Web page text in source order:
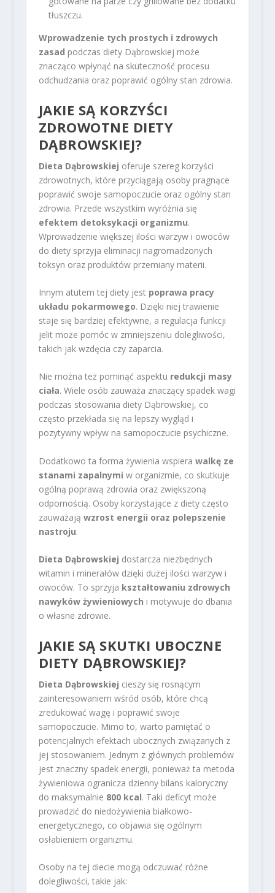
tłuszczu.
Wprowadzenie tych prostych i zdrowych
zasad podczas diety Dąbrowskiej może
znacząco wpłynąć na skuteczność procesu
odchudzania oraz poprawić ogólny stan zdrowia.
JAKIE SĄ KORZYŚCI
ZDROWOTNE DIETY
DĄBROWSKIEJ?
Dieta Dąbrowskiej oferuje szereg korzyści
zdrowotnych, które przyciągają osoby pragnące
poprawić swoje samopoczucie oraz ogólny stan
zdrowia. Przede wszystkim wyróżnia się
efektem detoksykacji organizmu.
Wprowadzenie większej ilości warzyw i owoców
do diety sprzyja eliminacji nagromadzonych
toksyn oraz produktów przemiany materii.
Innym atutem tej diety jest poprawa pracy
układu pokarmowego. Dzięki niej trawienie
staje się bardziej efektywne, a regulacja funkcji
jelit może pomóc w zmniejszeniu dolegliwości,
takich jak wzdęcia czy zaparcia.
Nie można też pominąć aspektu redukcji masy
ciała. Wiele osób zauważa znaczący spadek wagi
podczas stosowania diety Dąbrowskiej, co
często przekłada się na lepszy wygląd i
pozytywny wpływ na samopoczucie psychiczne.
Dodatkowo ta forma żywienia wspiera walkę ze
stanami zapalnymi w organizmie, co skutkuje
ogólną poprawą zdrowia oraz zwiększoną
odpornością. Osoby korzystające z diety często
zauważają wzrost energii oraz polepszenie
nastroju.
Dieta Dąbrowskiej dostarcza niezbędnych
witamin i minerałów dzięki dużej ilości warzyw i
owoców. To sprzyja kształtowaniu zdrowych
nawyków żywieniowych i motywuje do dbania
o własne zdrowie.
JAKIE SĄ SKUTKI UBOCZNE
DIETY DĄBROWSKIEJ?
Dieta Dąbrowskiej cieszy się rosnącym
zainteresowaniem wśród osób, które chcą
zredukować wagę i poprawić swoje
samopoczucie. Mimo to, warto pamiętać o
potencjalnych efektach ubocznych związanych z
jej stosowaniem. Jednym z głównych problemów
jest znaczny spadek energii, ponieważ ta metoda
żywieniowa ogranicza dzienny bilans kaloryczny
do maksymalnie 800 kcal. Taki deficyt może
prowadzić do niedożywienia białkowo-
energetycznego, co objawia się ogólnym
osłabieniem organizmu.
Osoby na tej diecie mogą odczuwać różne
dolegliwości, takie jak: